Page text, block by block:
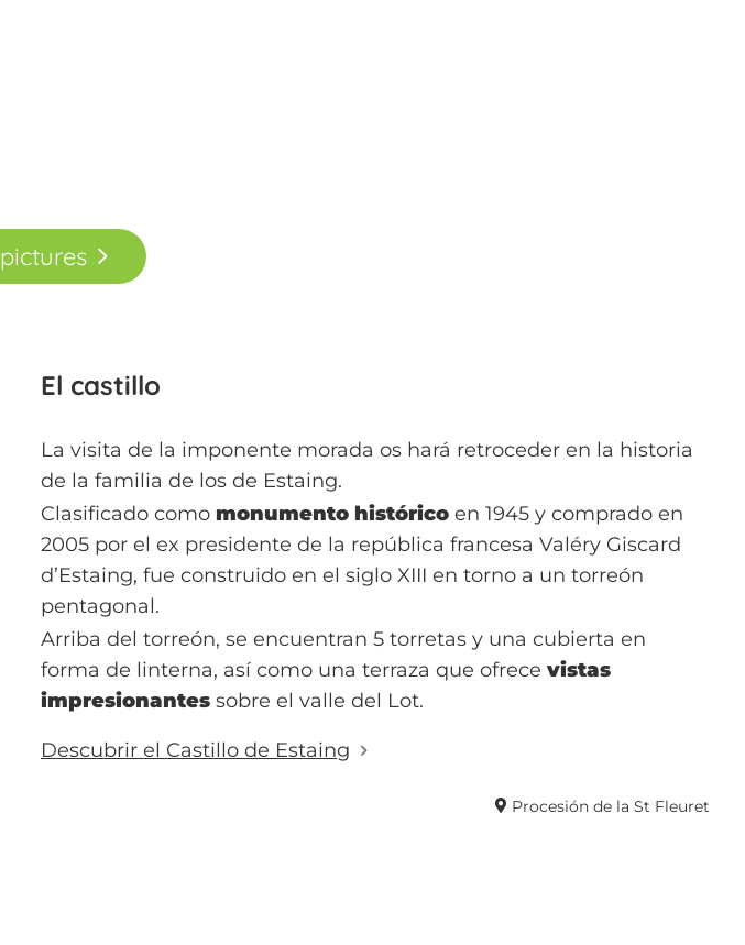
pictures
El castillo
La visita de la imponente morada os hará retroceder en la historia
de la familia de los de Estaing.
Clasificado como monumento histórico en 1945 y comprado en
2005 por el ex presidente de la república francesa Valéry Giscard
d’Estaing, fue construido en el siglo XIII en torno a un torreón
pentagonal.
Arriba del torreón, se encuentran 5 torretas y una cubierta en
forma de linterna, así como una terraza que ofrece vistas
impresionantes sobre el valle del Lot.
Descubrir el Castillo de Estaing
Procesión de la St Fleuret